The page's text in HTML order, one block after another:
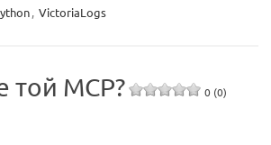
, VictoriaLogs
той MCP? 0 (0)